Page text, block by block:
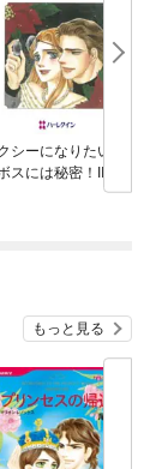
シーになりたい！
ボスには秘密！III〉
もっと見る